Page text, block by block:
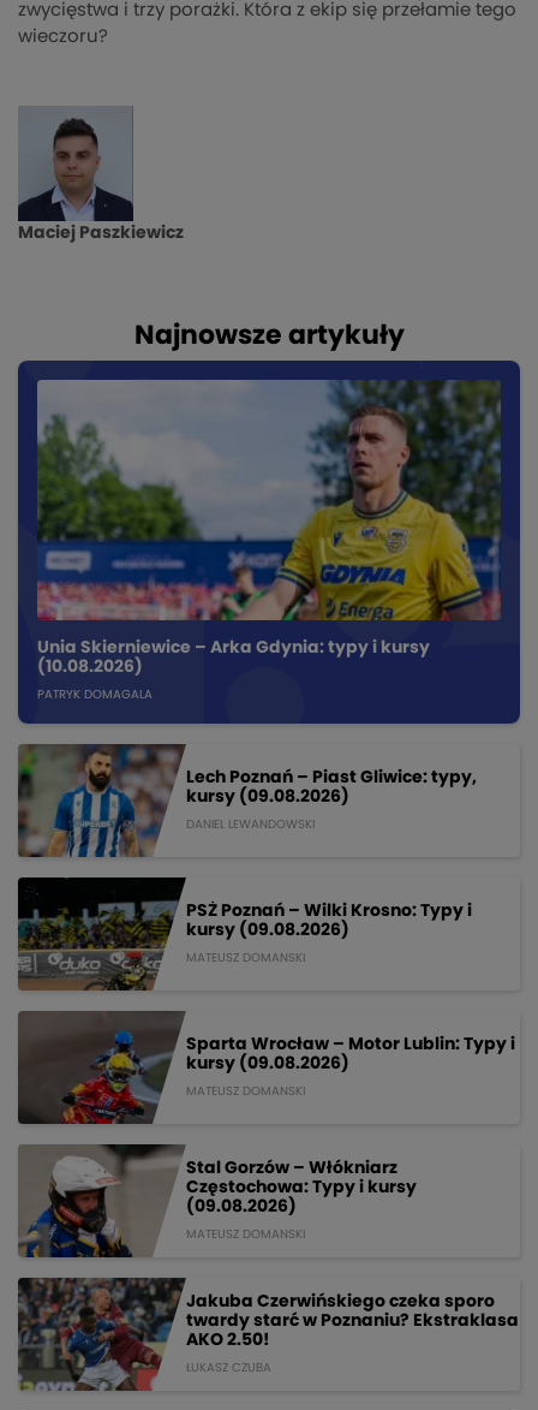
zwycięstwa i trzy porażki. Która z ekip się przełamie tego
wieczoru?
Maciej Paszkiewicz
Najnowsze artykuły
Unia Skierniewice – Arka Gdynia: typy i kursy
(10.08.2026)
PATRYK DOMAGALA
Lech Poznań – Piast Gliwice: typy,
kursy (09.08.2026)
DANIEL LEWANDOWSKI
PSŻ Poznań – Wilki Krosno: Typy i
kursy (09.08.2026)
MATEUSZ DOMANSKI
Sparta Wrocław – Motor Lublin: Typy i
kursy (09.08.2026)
MATEUSZ DOMANSKI
Stal Gorzów – Włókniarz
Częstochowa: Typy i kursy
(09.08.2026)
MATEUSZ DOMANSKI
Jakuba Czerwińskiego czeka sporo
twardy starć w Poznaniu? Ekstraklasa
AKO 2.50!
ŁUKASZ CZUBA